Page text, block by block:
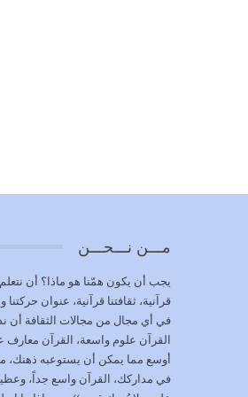
مـــن نـــحـــن
يجب أن يكون همّنا هو ماذا؟ أن نتعلم
قرآنية، ثقافتنا قرآنية، عنوان
في أي مجال من مجالات الثقافة أن
القرآن علوم واسعة، القرآن معارف
أوسع مما يمكن أن يستوعبه ذهنك،
في مداركك، القرآن واسع جداً،